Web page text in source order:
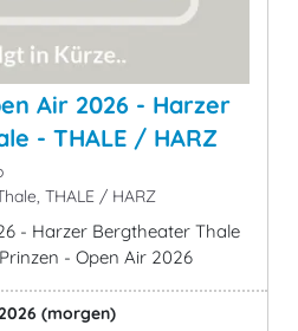
Air 2026 - Harzer
- THALE / HARZ
THALE / HARZ
- Harzer Bergtheater Thale
- Open Air 2026
(morgen)